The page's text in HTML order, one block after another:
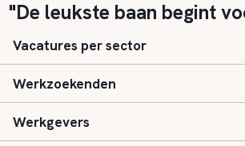
"De leukste baan begint
Vacatures per sector
Basisonderwijs
Speciaal (basis) onderwijs
Werkzoekenden
Aanmelden
Werkgevers